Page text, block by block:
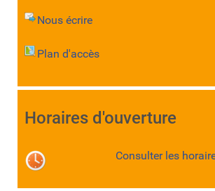
Nous écrire
Plan d'accès
Horaires d'ouverture
Consulter les